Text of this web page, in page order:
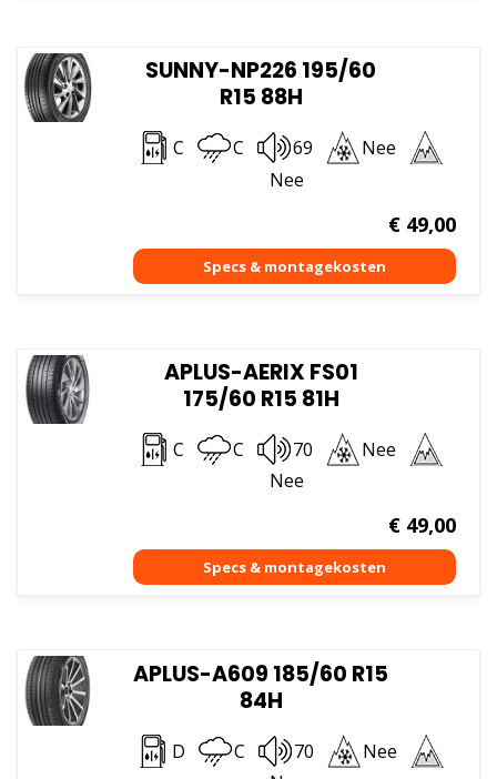
SUNNY-NP226 195/60
R15 88H
C C 69
Nee
Nee
€49,00
APLUS-AERIX FS01
175/60 R15 81H
C C 70
Nee
Nee
€49,00
APLUS-A609 185/60 R15
84H
D C 70
Nee